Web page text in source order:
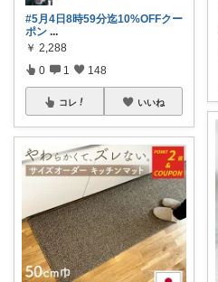
#5月4日8時59分迄10%OFFクー
ポン ...
￥ 2,288
0 1 148
コレ いいね